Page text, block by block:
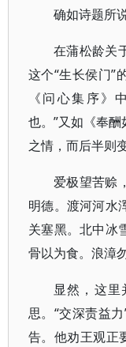
确如诗题所
在蒲松龄关
这个“生长侯门”
《问心集序》
也。”又如《奉
之情，而后半则
爱极望苦赊
明德。渡河河水
关塞黑。北中冰
骨以为食。浪漳
显然，这
思。“交深责益
告。他劝王观正